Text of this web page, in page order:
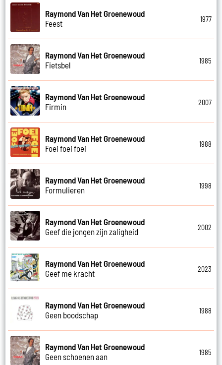
Raymond Van Het Groenewoud
Feest
1977
Raymond Van Het Groenewoud
Fietsbel
1985
Raymond Van Het Groenewoud
Firmin
2007
Raymond Van Het Groenewoud
Foei foei foei
1988
Raymond Van Het Groenewoud
Formulieren
1998
Raymond Van Het Groenewoud
Geef die jongen zijn zaligheid
2002
Raymond Van Het Groenewoud
Geef me kracht
2023
Raymond Van Het Groenewoud
Geen boodschap
1988
Raymond Van Het Groenewoud
Geen schoenen aan
1985